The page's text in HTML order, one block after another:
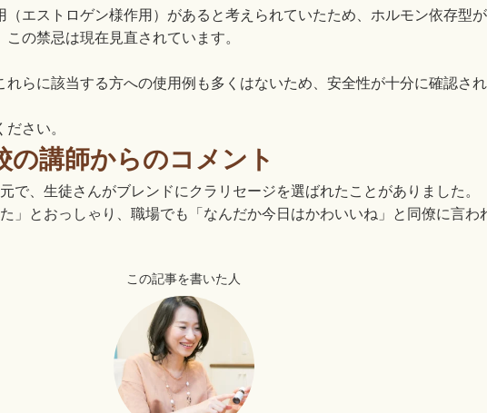
エストロゲン様作用）があると考えられていたため、ホルモン依存型
の禁忌は現在見直されています。
らに該当する方への使用例も多くはないため、安全性が十分に確認さ
さい。
講師からのコメント
で、生徒さんがブレンドにクラリセージを選ばれたことがありました。
」とおっしゃり、職場でも「なんだか今日はかわいいね」と同僚に言わ
この記事を書いた人